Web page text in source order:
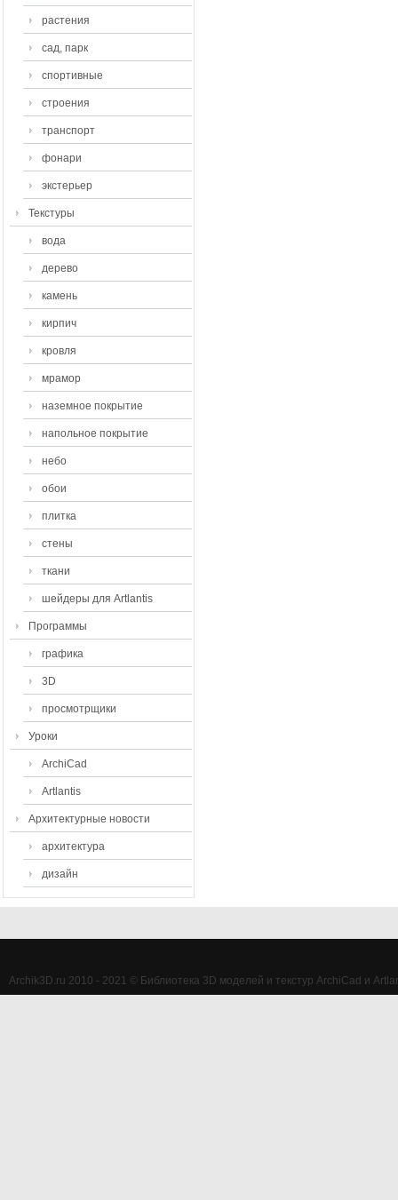
растения
сад, парк
спортивные
строения
транспорт
фонари
экстерьер
Текстуры
вода
дерево
камень
кирпич
кровля
мрамор
наземное покрытие
напольное покрытие
небо
обои
плитка
стены
ткани
шейдеры для Artlantis
Программы
графика
3D
просмотрщики
Уроки
ArchiCad
Artlantis
Архитектурные новости
архитектура
дизайн
Archik3D.ru 2010 - 2021 © Библиотека 3D моделей и текстур ArchiCad и